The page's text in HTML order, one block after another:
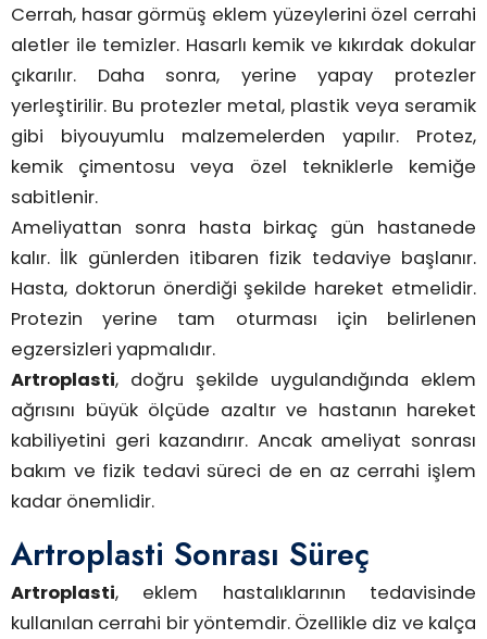
Cerrah, hasar görmüş eklem yüzeylerini özel cerrahi
aletler ile temizler. Hasarlı kemik ve kıkırdak dokular
çıkarılır. Daha sonra, yerine yapay protezler
yerleştirilir. Bu protezler metal, plastik veya seramik
gibi biyouyumlu malzemelerden yapılır. Protez,
kemik çimentosu veya özel tekniklerle kemiğe
sabitlenir.
Ameliyattan sonra hasta birkaç gün hastanede
kalır. İlk günlerden itibaren fizik tedaviye başlanır.
Hasta, doktorun önerdiği şekilde hareket etmelidir.
Protezin yerine tam oturması için belirlenen
egzersizleri yapmalıdır.
Artroplasti, doğru şekilde uygulandığında eklem
ağrısını büyük ölçüde azaltır ve hastanın hareket
kabiliyetini geri kazandırır. Ancak ameliyat sonrası
bakım ve fizik tedavi süreci de en az cerrahi işlem
kadar önemlidir.
Artroplasti Sonrası Süreç
Artroplasti, eklem hastalıklarının tedavisinde
kullanılan cerrahi bir yöntemdir. Özellikle diz ve kalça